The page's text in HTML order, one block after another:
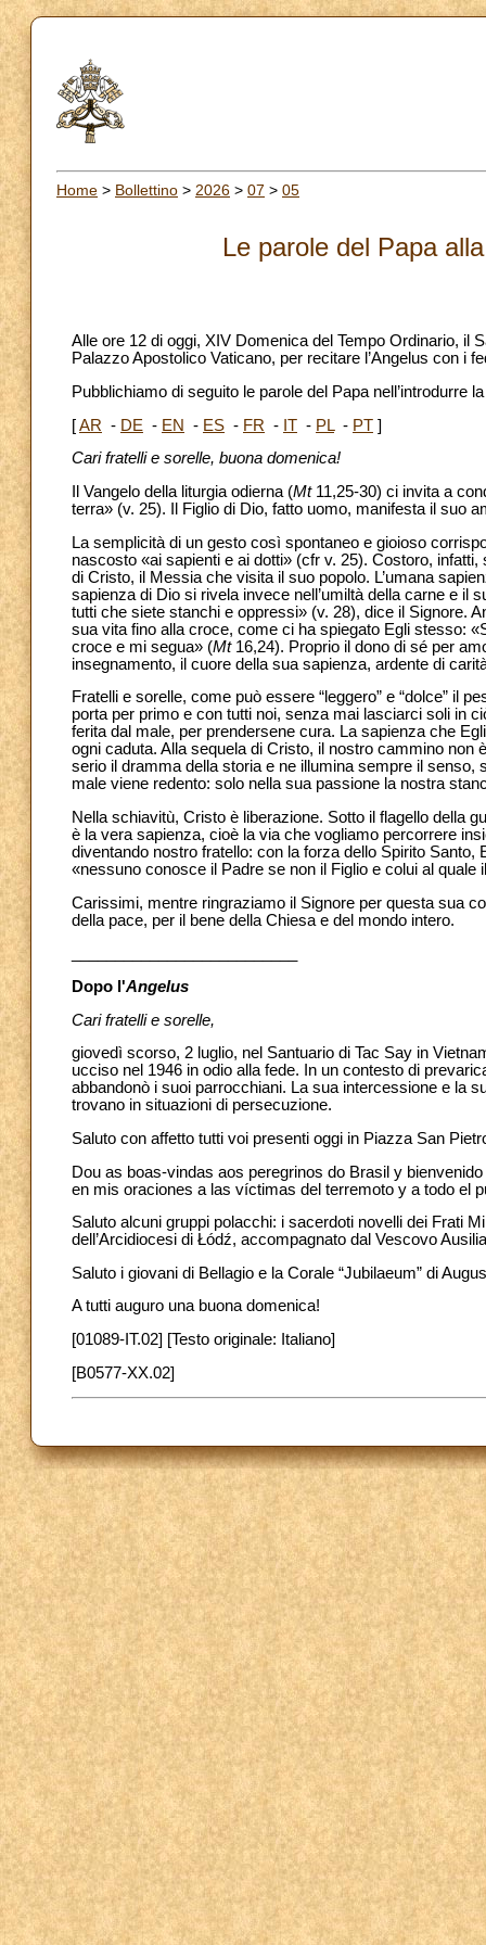
Home > Bollettino > 2026 > 07 > 05
Le parole del Papa
Alle ore 12 di oggi, XIV Domenica del Tempo Ordinario, il
Palazzo Apostolico Vaticano, per recitare l’Angelus con i
Pubblichiamo di seguito le parole del Papa nell’introdurre
[AR - DE - EN - ES - FR - IT - PL- PT ]
Cari fratelli e sorelle, buona domenica!
Il Vangelo della liturgia odierna (Mt11,25-30) ci invita a
terra» (v. 25). Il Figlio di Dio, fatto uomo, manifesta il suo
La semplicità di un gesto così spontaneo e gioioso
nascosto «ai sapienti e ai dotti» (cfr v. 25). Costoro,
di Cristo, il Messia che visita il suo popolo. L’umana
sapienza di Dio si rivela invece nell’umiltà della carne e il
tutti che siete stanchi e oppressi» (v. 28), dice il Signore.
sua vita fino alla croce, come ci ha spiegato Egli stesso:
croce e mi segua» (Mt16,24). Proprio il dono di sé per
insegnamento, il cuore della sua sapienza, ardente di
Fratelli e sorelle, come può essere “leggero” e “dolce” il
porta per primo e con tutti noi, senza mai lasciarci soli in
ferita dal male, per prendersene cura. La sapienza che
ogni caduta. Alla sequela di Cristo, il nostro cammino non
serio il dramma della storia e ne illumina sempre il
male viene redento: solo nella sua passione la nostra
Nella schiavitù, Cristo è liberazione. Sotto il flagello della
è la vera sapienza, cioè la via che vogliamo percorrere
diventando nostro fratello: con la forza dello Spirito
«nessuno conosce il Padre se non il Figlio e colui al quale
Carissimi, mentre ringraziamo il Signore per questa sua
della pace, per il bene della Chiesa e del mondo intero.
Dopo l'Angelus
Cari fratelli e sorelle,
giovedì scorso, 2 luglio, nel Santuario di Tac Say in
ucciso nel 1946 in odio alla fede. In un contesto di
abbandonò i suoi parrocchiani. La sua intercessione e la
trovano in situazioni di persecuzione.
Saluto con affetto tutti voi presenti oggi in Piazza San
Dou as boas-vindas aos peregrinos do Brasil y
en mis oraciones a las víctimas del terremoto y a todo el
Saluto alcuni gruppi polacchi: i sacerdoti novelli dei Frati
dell’Arcidiocesi di Łódź, accompagnato dal Vescovo
Saluto i giovani di Bellagio e la Corale “Jubilaeum” di
A tutti auguro una buona domenica!
[01089-IT.02] [Testo originale: Italiano]
[B0577-XX.02]